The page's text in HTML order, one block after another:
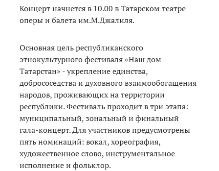
Концерт начнется в 10.00 в Татарском театре
оперы и балета им.М.Джалиля.
Основная цель республиканского
этнокультурного фестиваля «Наш дом –
Татарстан» - укрепление единства,
добрососедства и духовного взаимообогащения
народов, проживающих на территории
республики. Фестиваль проходит в три этапа:
муниципальный, зональный и финальный
гала-концерт. Для участников предусмотрены
пять номинаций: вокал, хореография,
художественное слово, инструментальное
исполнение и фольклор.